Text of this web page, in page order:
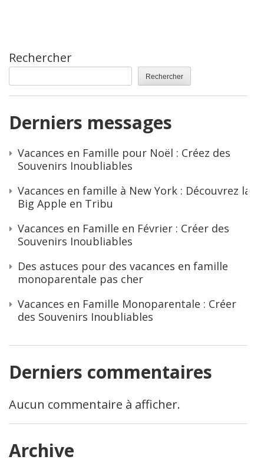
Rechercher
Rechercher
Derniers messages
Vacances en Famille pour Noël : Créez des
Souvenirs Inoubliables
Vacances en famille à New York : Découvrez la
Big Apple en Tribu
Vacances en Famille en Février : Créer des
Souvenirs Inoubliables
Des astuces pour des vacances en famille
monoparentale pas cher
Vacances en Famille Monoparentale : Créer
des Souvenirs Inoubliables
Derniers commentaires
Aucun commentaire à afficher.
Archive